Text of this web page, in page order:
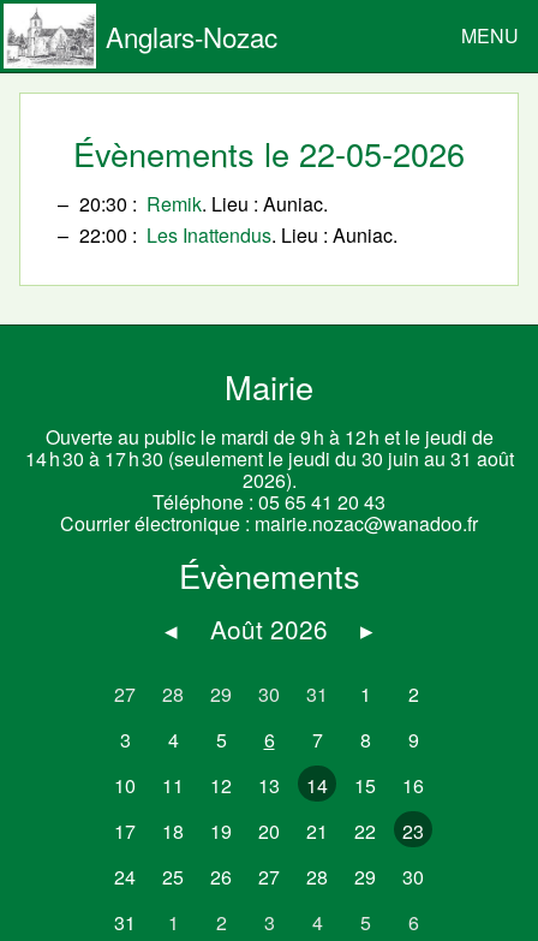
Anglars-Nozac MENU
Évènements le 22-05-2026
20:30 Remik. Lieu : Auniac.
22:00
Les Inattendus. Lieu : Auniac.
Mairie
Ouverte au public le mardi de 9 h à 12 h et le jeudi de
14 h 30 à 17 h 30 (seulement le jeudi du 30 juin au 31 août
2026).
Téléphone : 05 65 41 20 43
Courrier électronique : mairie.nozac@wanadoo.fr
Évènements
◂ Août 2026 ▸
27 28 29 30 31 1
2
3
4 5 6 7 8
9
10
11 12 13 14 15
16
17
18 19 20 21 22
23
24
25 26 27 28 29
30
31
1 2 3 4 5 6